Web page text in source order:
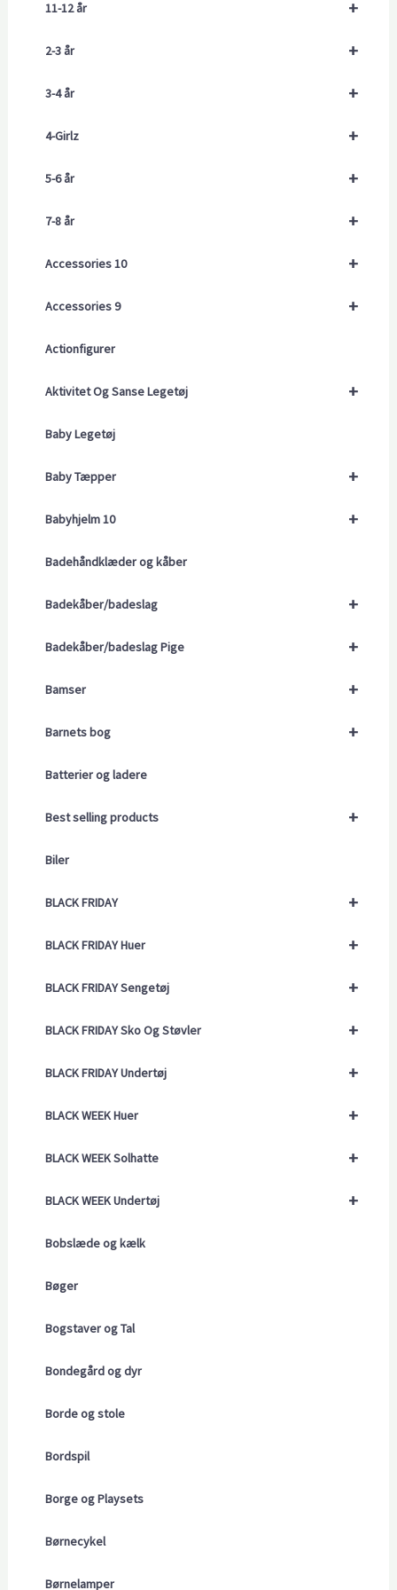
+
11-12 år
+
2-3 år
+
3-4 år
+
4-Girlz
+
5-6 år
+
7-8 år
+
Accessories 10
+
Accessories 9
Actionfigurer
+
Aktivitet Og Sanse Legetøj
Baby Legetøj
+
Baby Tæpper
+
Babyhjelm 10
Badehåndklæder og kåber
+
Badekåber/badeslag
+
Badekåber/badeslag Pige
+
Bamser
+
Barnets bog
Batterier og ladere
+
Best selling products
Biler
+
BLACK FRIDAY
+
BLACK FRIDAY Huer
+
BLACK FRIDAY Sengetøj
+
BLACK FRIDAY Sko Og Støvler
+
BLACK FRIDAY Undertøj
+
BLACK WEEK Huer
+
BLACK WEEK Solhatte
+
BLACK WEEK Undertøj
Bobslæde og kælk
Bøger
Bogstaver og Tal
Bondegård og dyr
Borde og stole
Bordspil
Borge og Playsets
Børnecykel
Børnelamper